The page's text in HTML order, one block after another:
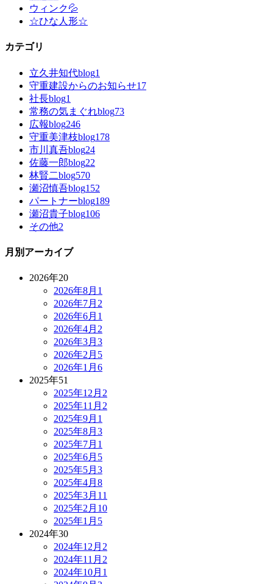
ウィンク💦
☆ひな人形☆
カテゴリ
立久井知代blog1
守重建設からのお知らせ17
社長blog1
常務の気まぐれblog73
広報blog246
守重美津枝blog178
市川真吾blog24
佐藤一郎blog22
林賢二blog570
瀬沼慎吾blog152
パートナーblog189
瀬沼貴子blog106
その他2
月別アーカイブ
2026年20
2026年8月 1
2026年7月 2
2026年6月 1
2026年4月 2
2026年3月 3
2026年2月 5
2026年1月 6
2025年51
2025年12月 2
2025年11月 2
2025年9月 1
2025年8月 3
2025年7月 1
2025年6月 5
2025年5月 3
2025年4月 8
2025年3月 11
2025年2月 10
2025年1月 5
2024年30
2024年12月 2
2024年11月 2
2024年10月 1